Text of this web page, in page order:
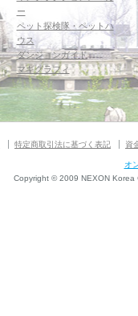
ー
ペット探検隊・ペットハ
ウス
ダンジョンガイド
マギグラフィ
特定商取引法に基づく表記 資
オ
Copyright © 2009 NEXON Korea